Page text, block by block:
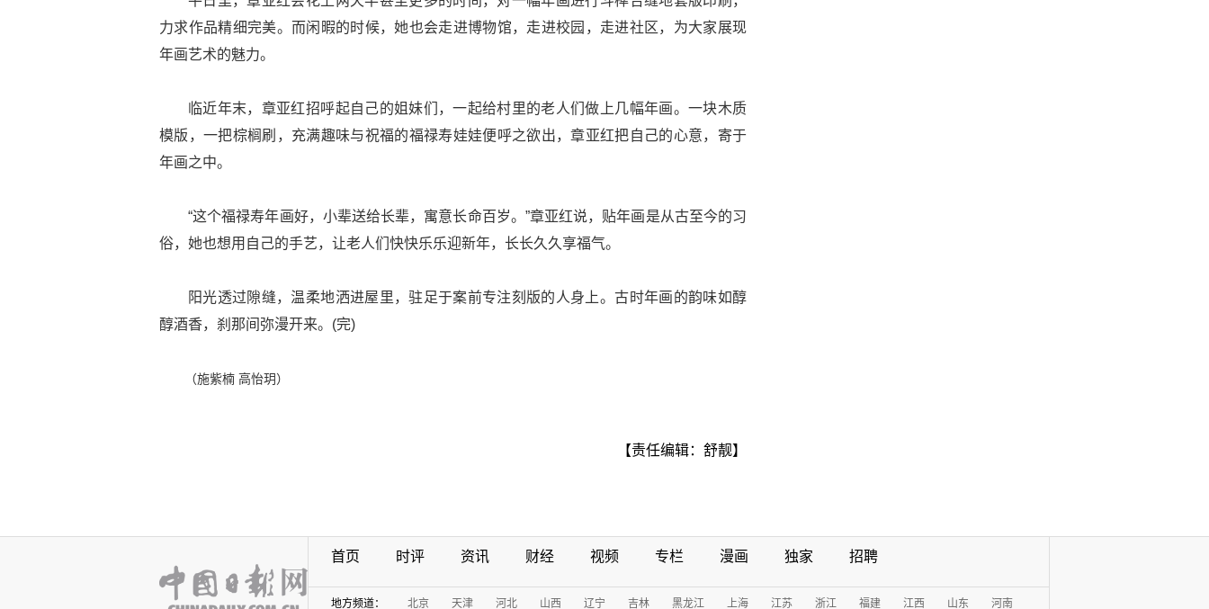
力求作品精细完美。而闲暇的时候，她也会走进博物馆，走进校园，走进社区，为大家展现
年画艺术的魅力。
临近年末，章亚红招呼起自己的姐妹们，一起给村里的老人们做上几幅年画。一块木质
模版，一把棕榈刷，充满趣味与祝福的福禄寿娃娃便呼之欲出，章亚红把自己的心意，寄于
年画之中。
“这个福禄寿年画好，小辈送给长辈，寓意长命百岁。”章亚红说，贴年画是从古至今的习
俗，她也想用自己的手艺，让老人们快快乐乐迎新年，长长久久享福气。
阳光透过隙缝，温柔地洒进屋里，驻足于案前专注刻版的人身上。古时年画的韵味如醇
醇酒香，刹那间弥漫开来。(完)
（施紫楠 高怡玥）
【责任编辑：舒靓】
首页 时评 资讯 财经 视频 专栏 漫画 独家 招聘
地方频道： 北京 天津 河北 山西 辽宁 吉林 黑龙江 上海 江苏 浙江 福建 江西 山东 河南